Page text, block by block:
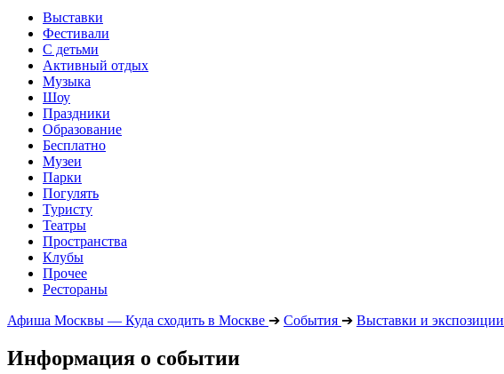
Выставки
Фестивали
С детьми
Активный отдых
Музыка
Шоу
Праздники
Образование
Бесплатно
Музеи
Парки
Погулять
Туристу
Театры
Пространства
Клубы
Прочее
Рестораны
Афиша Москвы — Куда сходить в Москве ➔ События ➔ Выставки и экспозиции
Информация о событии